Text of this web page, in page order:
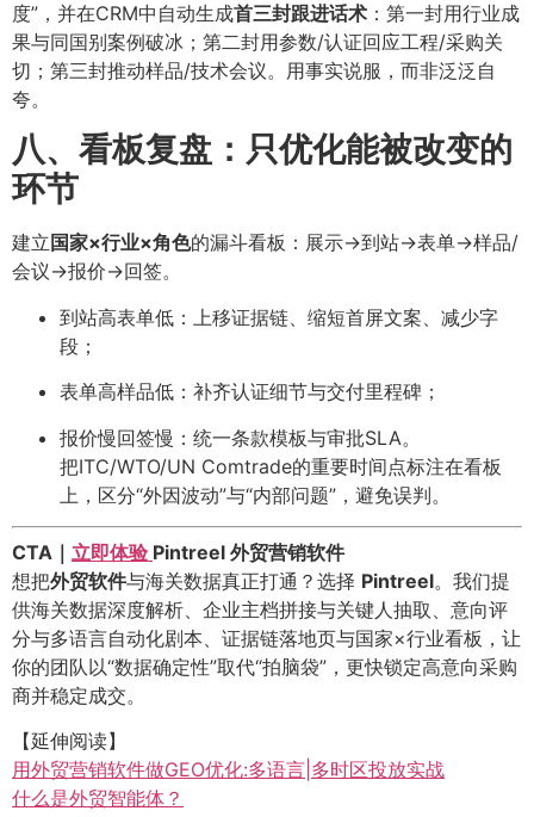
度”，并在CRM中自动生成首三封跟进话术 ：第一封用行业成
果与同国别案例破冰；第二封用参数/认证回应工程/采购关
切；第三封推动样品/技术会议。用事实说服，而非泛泛自
夸。
八、看板复盘：只优化能被改变的
环节
建立 国家×行业×角色的漏斗看板：展示→到站→表单→样品/
会议→报价→回签。
到站高表单低：上移证据链、缩短首屏文案、减少字
段；
表单高样品低：补齐认证细节与交付里程碑；
报价慢回签慢：统一条款模板与审批SLA。
把ITC/WTO/UN Comtrade的重要时间点标注在看板
上，区分“外因波动”与“内部问题”，避免误判。
CTA｜ 立即体验 Pintreel 外贸营销软件
想把外贸软件与海关数据真正打通？选择 Pintreel。我们提
供海关数据深度解析、企业主档拼接与关键人抽取、意向评
分与多语言自动化剧本、证据链落地页与国家×行业看板，让
你的团队以“数据确定性”取代“拍脑袋”，更快锁定高意向采购
商并稳定成交。
【延伸阅读】
用外贸营销软件做GEO优化:多语言|多时区投放实战
什么是外贸智能体？